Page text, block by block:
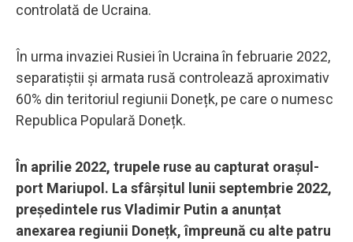
controlată de Ucraina.
În urma invaziei Rusiei în Ucraina în februarie 2022,
separatiștii și armata rusă controlează aproximativ
60% din teritoriul regiunii Donețk, pe care o numesc
Republica Populară Donețk.
În aprilie 2022, trupele ruse au capturat orașul-
port Mariupol. La sfârșitul lunii septembrie 2022,
președintele rus Vladimir Putin a anunțat
anexarea regiunii Donețk, împreună cu alte patru